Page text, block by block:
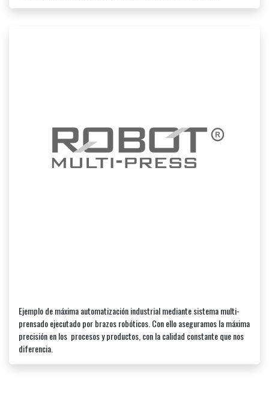
Ejemplo de máxima automatización industrial mediante sistema multi-
prensado ejecutado por brazos robóticos. Con ello aseguramos la máxima
precisión en los procesos y productos, con la calidad constante que nos
diferencia.